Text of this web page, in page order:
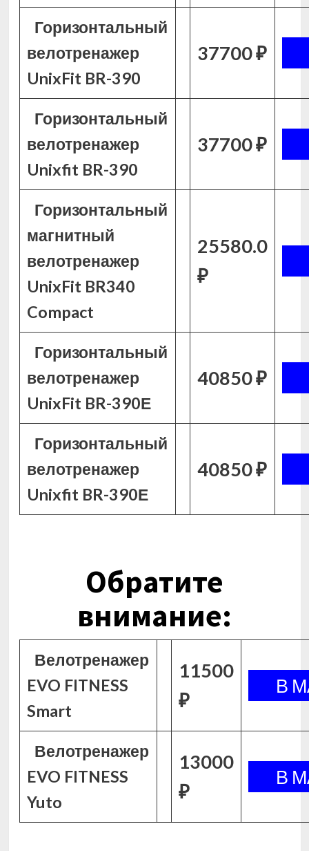
Горизонтальный
велотренажер
UnixFit BR-390
37700 ₽
Горизонтальный
велотренажер
Unixfit BR-390
37700 ₽
Горизонтальный
магнитный
велотренажер
UnixFit BR340
Compact
25580.0
₽
Горизонтальный
велотренажер
UnixFit BR-390Е
40850 ₽
Горизонтальный
велотренажер
Unixfit BR-390Е
40850 ₽
Обратите
внимание:
Велотренажер
EVO FITNESS
Smart
11500
₽
Велотренажер
EVO FITNESS
Yuto
13000
₽